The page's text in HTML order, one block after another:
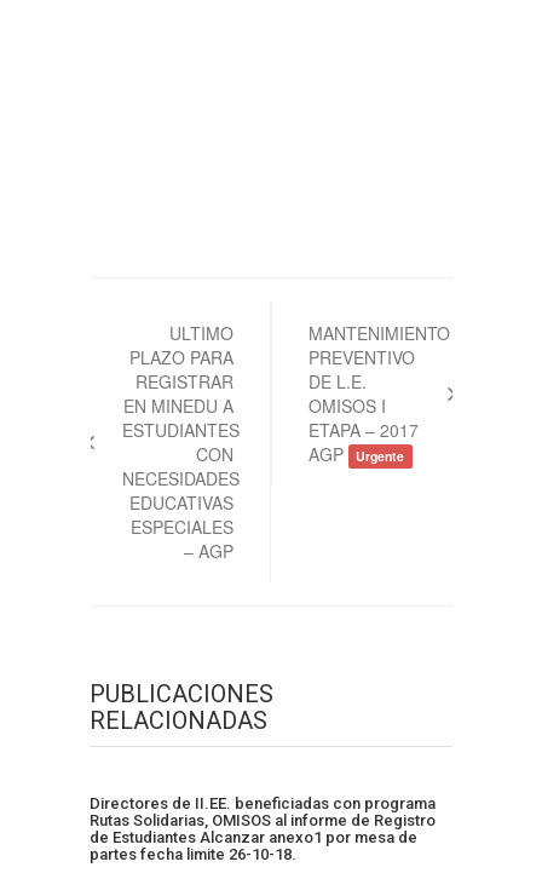
entradas
ULTIMO
PLAZO PARA
REGISTRAR
EN MINEDU A
ESTUDIANTES
CON
NECESIDADES
EDUCATIVAS
ESPECIALES
– AGP
MANTENIMIENTO
PREVENTIVO
DE L.E.
OMISOS I
ETAPA – 2017
AGP
Urgente
PUBLICACIONES
RELACIONADAS
Directores de II.EE. beneficiadas con programa
Rutas Solidarias, OMISOS al informe de Registro
de Estudiantes Alcanzar anexo1 por mesa de
partes fecha limite 26-10-18.